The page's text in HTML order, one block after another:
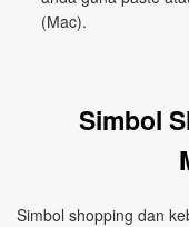
(Mac).
Simbol
Simbol shopping dan